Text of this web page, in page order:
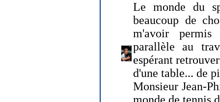
Le monde du
beaucoup de
m'avoir
parallèle au
espérant
d'une table... de
Monsieur Jean-